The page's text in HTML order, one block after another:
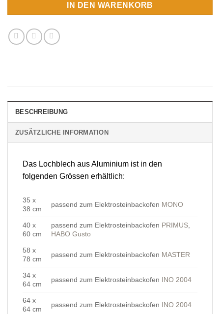
IN DEN WARENKORB
BESCHREIBUNG
ZUSÄTZLICHE INFORMATION
Das Lochblech aus Aluminium ist in den
folgenden Grössen erhältlich:
35 x
38 cm
passend zum Elektrosteinbackofen MONO
40 x
60 cm
passend zum Elektrosteinbackofen PRIMUS,
HABO Gusto
58 x
78 cm
passend zum Elektrosteinbackofen MASTER
34 x
64 cm
passend zum Elektrosteinbackofen INO 2004
64 x
64 cm
passend zum Elektrosteinbackofen INO 2004